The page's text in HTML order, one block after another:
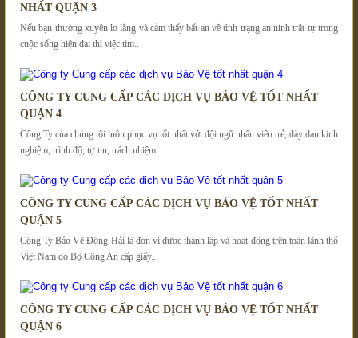
NHẤT QUẬN 3
Nếu bạn thường xuyên lo lắng và cảm thấy bất an về tình trạng an ninh trật tự trong
cuộc sống hiện đại thì việc tìm..
CÔNG TY CUNG CẤP CÁC DỊCH VỤ BẢO VỆ TỐT NHẤT
QUẬN 4
Công Ty của chúng tôi luôn phục vụ tốt nhất với đội ngũ nhân viên trẻ, dày dạn kinh
nghiệm, trình độ, tự tin, trách nhiệm..
CÔNG TY CUNG CẤP CÁC DỊCH VỤ BẢO VỆ TỐT NHẤT
QUẬN 5
Công Ty Bảo Vệ Đông Hải là đơn vị được thành lập và hoạt động trên toàn lãnh thổ
Việt Nam do Bộ Công An cấp giấy..
CÔNG TY CUNG CẤP CÁC DỊCH VỤ BẢO VỆ TỐT NHẤT
QUẬN 6